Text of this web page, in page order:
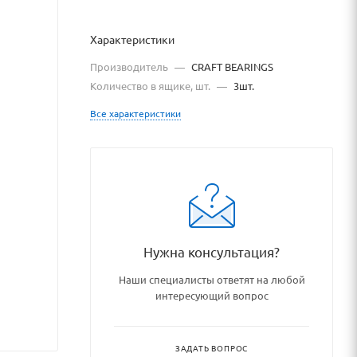
Характеристики
Производитель — CRAFT BEARINGS
Количество в ящике, шт. — 3шт.
Все характеристики
Нужна консультация?
Наши специалисты ответят на любой
интересующий вопрос
ЗАДАТЬ ВОПРОС